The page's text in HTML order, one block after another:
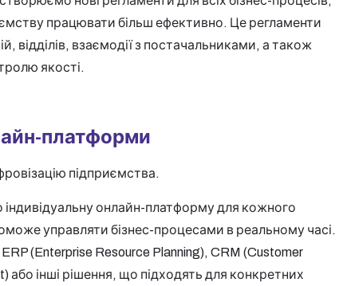
працювати більш ефективно. Це регламенти
відділів, взаємодії з постачальниками, а також
якості.
платформи
підприємства.
онлайн-платформу для кожного
управляти бізнес-процесами в реальному часі.
(Enterprise Resource Planning), CRM (Customer
або інші рішення, що підходять для конкретних